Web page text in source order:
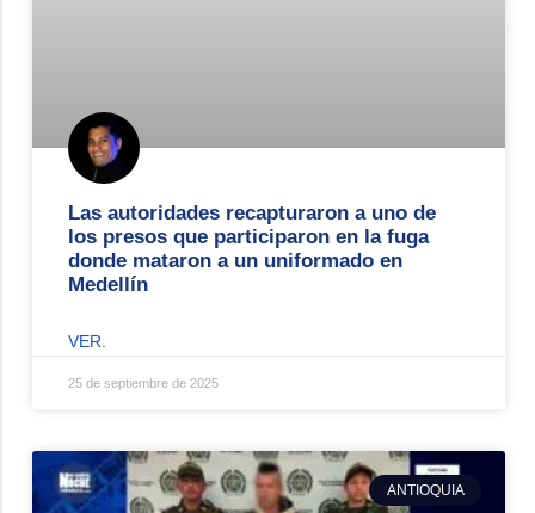
Las autoridades recapturaron a uno de
los presos que participaron en la fuga
donde mataron a un uniformado en
Medellín
VER.
25 de septiembre de 2025
ANTIOQUIA